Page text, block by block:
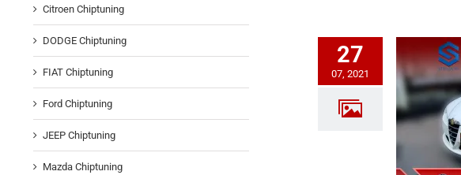
27
07, 2021
Citroen Chiptuning
DODGE Chiptuning
FIAT Chiptuning
Ford Chiptuning
JEEP Chiptuning
Mazda Chiptuning